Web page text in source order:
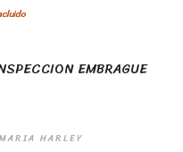
HARLEY